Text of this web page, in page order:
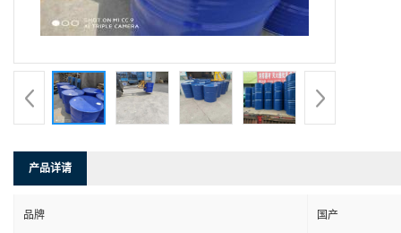
产品详请
品牌 国产